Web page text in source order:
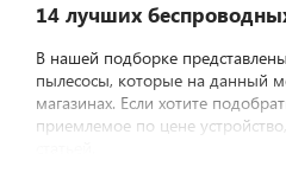
14 лучших
В нашей подборке
пылесосы, которые на данный
магазинах. Если хотите
приемлемое по цене